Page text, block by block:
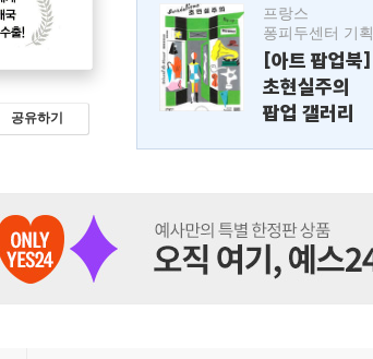
공유하기
프랑스
퐁피두센터 기획
[아트 팝업북]
초현실주의
팝업 갤러리